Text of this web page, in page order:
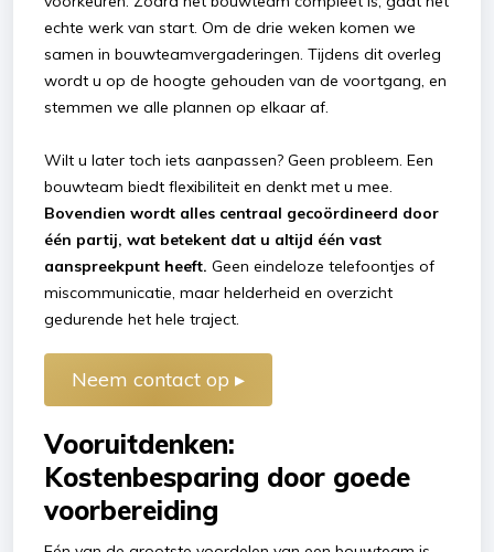
echte werk van start. Om de drie weken komen we
samen in bouwteamvergaderingen. Tijdens dit overleg
wordt u op de hoogte gehouden van de voortgang, en
stemmen we alle plannen op elkaar af.
Wilt u later toch iets aanpassen? Geen probleem. Een
bouwteam biedt flexibiliteit en denkt met u mee.
Bovendien wordt alles centraal gecoördineerd door
één partij, wat betekent dat u altijd één vast
aanspreekpunt heeft. Geen eindeloze telefoontjes of
miscommunicatie, maar helderheid en overzicht
gedurende het hele traject.
Neem contact op ▸
Vooruitdenken:
Kostenbesparing door goede
voorbereiding